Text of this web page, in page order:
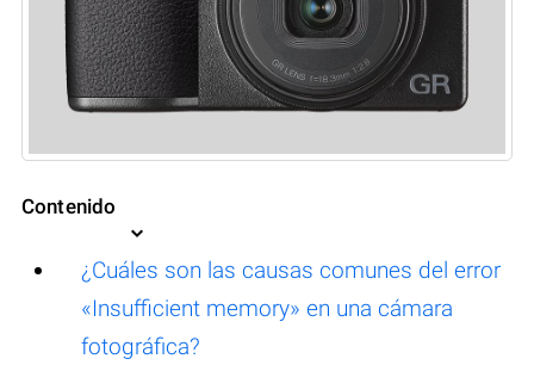
Contenido
¿Cuáles son las causas comunes del error
«Insufficient memory» en una cámara
fotográfica?